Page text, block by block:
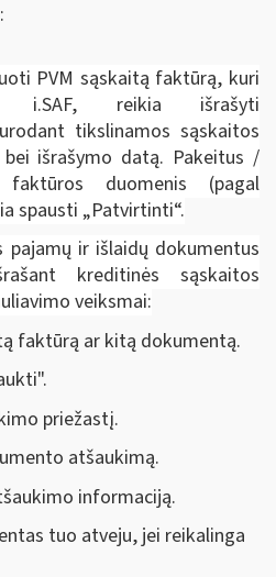
PVM sąskaitą faktūrą, kuri
reikia išrašyti
tikslinamos sąskaitos
išrašymo datą. Pakeitus /
faktūros duomenis (pagal
spausti „Patvirtinti“.
ir išlaidų dokumentus
kreditinės sąskaitos
veiksmai:
faktūrą ar kitą dokumentą.
priežastį.
atšaukimą.
informaciją.
tuo atveju, jei reikalinga